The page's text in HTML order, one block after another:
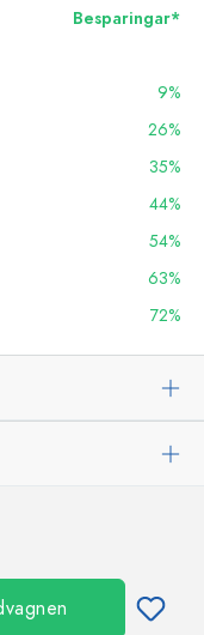
Besparingar*
9%
26%
35%
44%
54%
63%
72%